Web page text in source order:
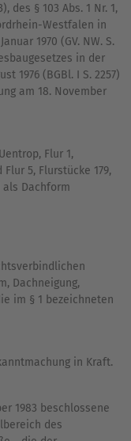
des § 103 Abs. 1 Nr. 1,
Westfalen in
1970 (GV. NW. S.
in der
1976 (BGBl. I S. 2257)
am 18. November
Flur 1,
Flur 5, Flurstücke 179,
als Dachform
Dachneigung,
im § 1 bezeichneten
in Kraft.
1983 beschlossene
des